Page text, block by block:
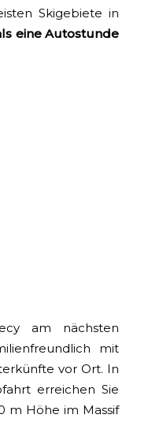
Skigebiete in
eine Autostunde
am nächsten
mit
vor Ort. In
erreichen Sie
m Höhe im Massif